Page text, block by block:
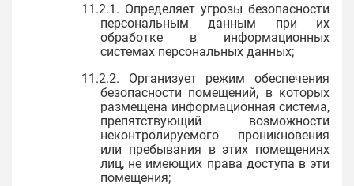
11.2.1. Определяет угрозы безопасности
персональным данным при их
обработке в информационных
системах персональных данных;
11.2.2. Организует режим обеспечения
безопасности помещений, в которых
размещена информационная система,
препятствующий возможности
неконтролируемого проникновения
или пребывания в этих помещениях
лиц, не имеющих права доступа в эти
помещения;